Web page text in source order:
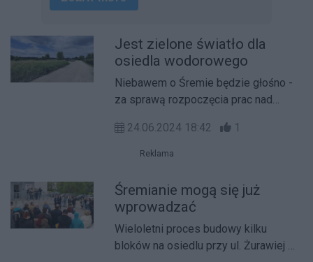
Jest zielone światło dla
osiedla wodorowego
Niebawem o Śremie będzie głośno -
za sprawą rozpoczęcia prac nad
wodorem osiedla mieszkaniowego.
24.06.2024 18:42 1
Reklama
Śremianie mogą się już
wprowadzać
Wieloletni proces budowy kilku
bloków na osiedlu przy ul. Żurawiej w